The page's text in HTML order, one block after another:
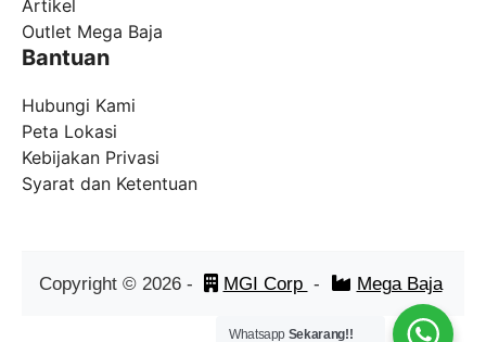
Artikel
Outlet Mega Baja
Bantuan
Hubungi Kami
Peta Lokasi
Kebijakan Privasi
Syarat dan Ketentuan
Copyright © 2026- MGI Corp - Mega Baja
Whatsapp Sekarang!!